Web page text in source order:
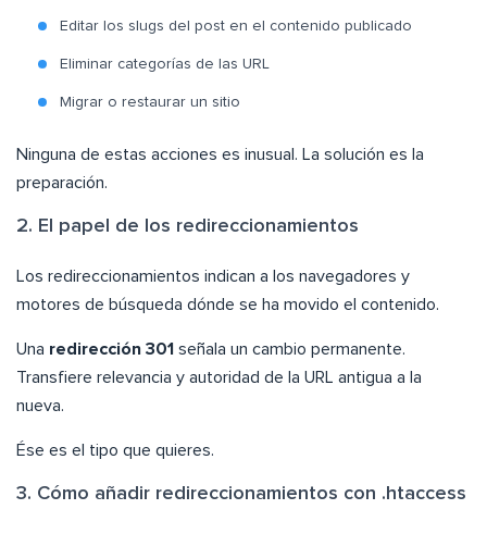
Editar los slugs del post en el contenido publicado
Eliminar categorías de las URL
Migrar o restaurar un sitio
Ninguna de estas acciones es inusual. La solución es la
preparación.
2. El papel de los redireccionamientos
Los redireccionamientos indican a los navegadores y
motores de búsqueda dónde se ha movido el contenido.
Una redirección 301 señala un cambio permanente.
Transfiere relevancia y autoridad de la URL antigua a la
nueva.
Ése es el tipo que quieres.
3. Cómo añadir redireccionamientos con .htaccess